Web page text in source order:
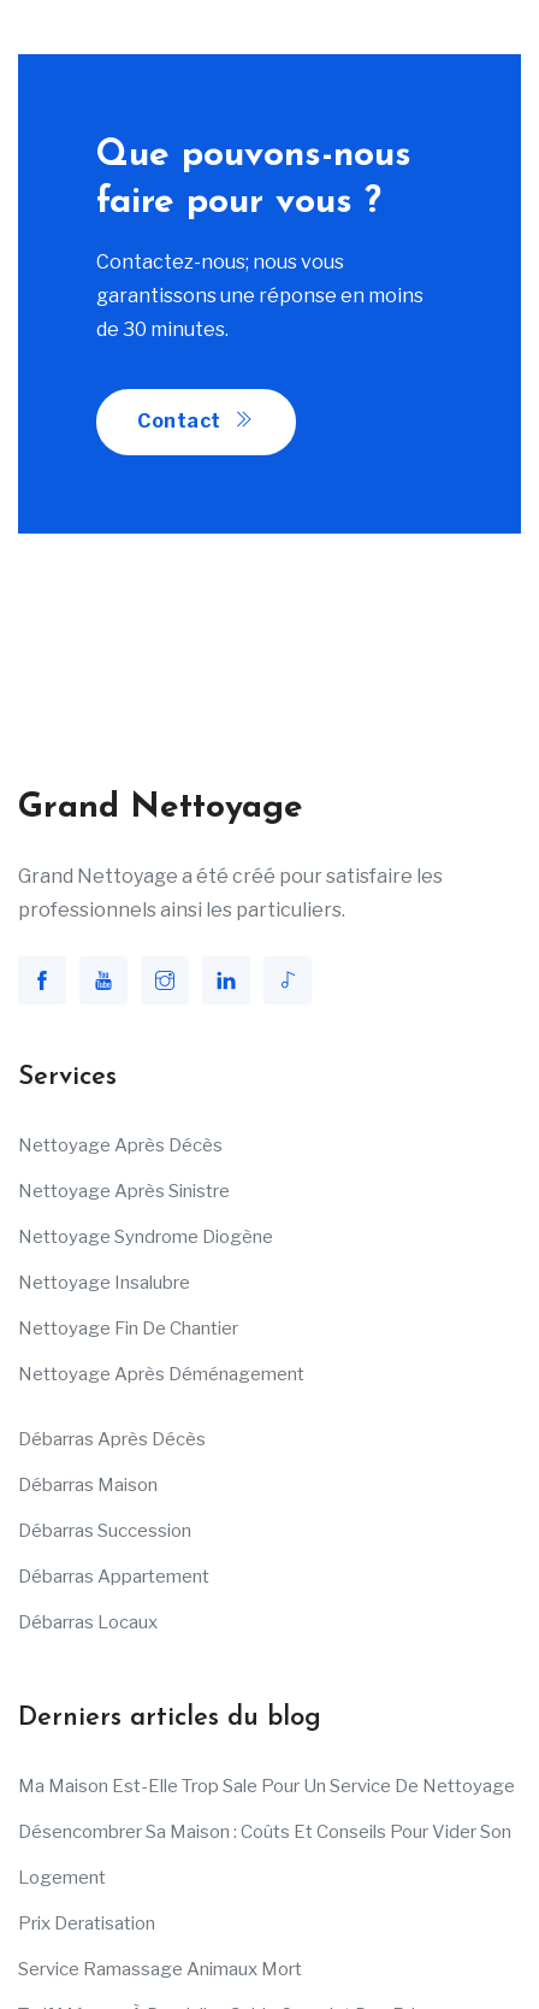
Que pouvons-nous
faire pour vous ?
Contactez-nous; nous vous
garantissons une réponse en moins
de 30 minutes.
Contact
Grand Nettoyage
Grand Nettoyage a été créé pour satisfaire les
professionnels ainsi les particuliers.
Services
Nettoyage Après Décès
Nettoyage Après Sinistre
Nettoyage Syndrome Diogène
Nettoyage Insalubre
Nettoyage Fin De Chantier
Nettoyage Après Déménagement
Débarras Après Décès
Débarras Maison
Débarras Succession
Débarras Appartement
Débarras Locaux
Derniers articles du blog
Ma Maison Est-Elle Trop Sale Pour Un Service De Nettoyage
Désencombrer Sa Maison : Coûts Et Conseils Pour Vider Son
Logement
Prix Deratisation
Service Ramassage Animaux Mort